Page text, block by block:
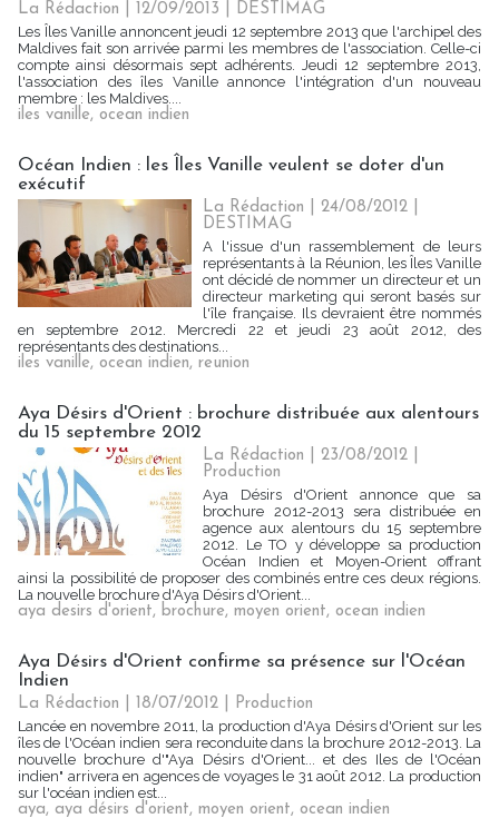
La Rédaction | 12/09/2013
DESTIMAG
Les Îles Vanille annoncent jeudi 12 septembre 2013 que l'archipel des
Maldives fait son arrivée parmi les membres de l'association. Celle-ci
compte ainsi désormais sept adhérents. Jeudi 12 septembre 2013,
l'association des îles Vanille annonce l'intégration d'un nouveau
membre : les Maldives....
iles vanille, ocean indien
Océan Indien : les Îles Vanille veulent se doter d'un
exécutif
La Rédaction | 24/08/2012
DESTIMAG
A l'issue d'un rassemblement de leurs
représentants à la Réunion, les Îles Vanille
ont décidé de nommer un directeur et un
directeur marketing qui seront basés sur
l'île française. Ils devraient être nommés
en septembre 2012. Mercredi 22 et jeudi 23 août 2012, des
représentants des destinations...
iles vanille, ocean indien, reunion
Aya Désirs d'Orient : brochure distribuée aux alentours
du 15 septembre 2012
La Rédaction | 23/08/2012
Production
Aya Désirs d'Orient annonce que sa
brochure 2012-2013 sera distribuée en
agence aux alentours du 15 septembre
2012. Le TO y développe sa production
Océan Indien et Moyen-Orient offrant
ainsi la possibilité de proposer des combinés entre ces deux régions.
La nouvelle brochure d'Aya Désirs d'Orient...
aya desirs d'orient, brochure, moyen orient, ocean indien
Aya Désirs d'Orient confirme sa présence sur l'Océan
Indien
La Rédaction | 18/07/2012
Production
Lancée en novembre 2011, la production d'Aya Désirs d'Orient sur les
îles de l'Océan indien sera reconduite dans la brochure 2012-2013. La
nouvelle brochure d'"Aya Désirs d'Orient... et des Iles de l'Océan
indien" arrivera en agences de voyages le 31 août 2012. La production
sur l'océan indien est...
aya, aya désirs d'orient, moyen orient, ocean indien